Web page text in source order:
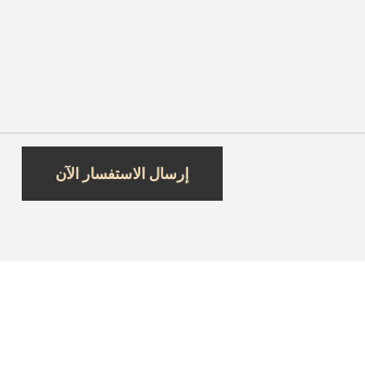
إرسال الاستفسار الآن